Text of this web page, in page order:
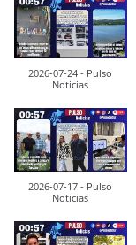
2026-07-24 - Pulso
Noticias
2026-07-17 - Pulso
Noticias